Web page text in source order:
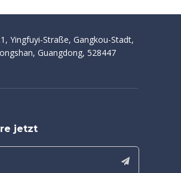
Yingfuyi-Straße, Gangkou-Stadt,
Guangdong, 528447
jetzt